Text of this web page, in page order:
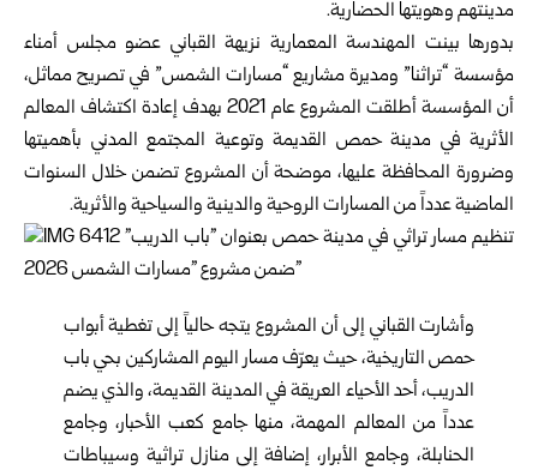
مدينتهم وهويتها الحضارية‎.‎
بدورها بينت المهندسة المعمارية نزيهة القباني عضو مجلس ‏أمناء
مؤسسة “تراثنا” ومديرة مشاريع “مسارات الشمس” في ‏تصريح مماثل،
أن المؤسسة أطلقت المشروع عام 2021 بهدف ‏إعادة اكتشاف المعالم
الأثرية في مدينة حمص القديمة وتوعية ‏المجتمع المدني بأهميتها
وضرورة المحافظة عليها، موضحة أن ‏المشروع تضمن خلال السنوات
الماضية عدداً من المسارات ‏الروحية والدينية والسياحية والأثرية‎.‎
وأشارت القباني إلى أن المشروع يتجه حالياً إلى تغطية أبواب
‏حمص التاريخية، حيث يعرّف مسار اليوم المشاركين بحي باب
‏الدريب، أحد الأحياء العريقة في المدينة القديمة، والذي يضم
‏عدداً من المعالم المهمة، منها جامع كعب الأحبار، وجامع
‏الحنابلة، وجامع الأبرار، إضافة إلى منازل تراثية وسيباطات